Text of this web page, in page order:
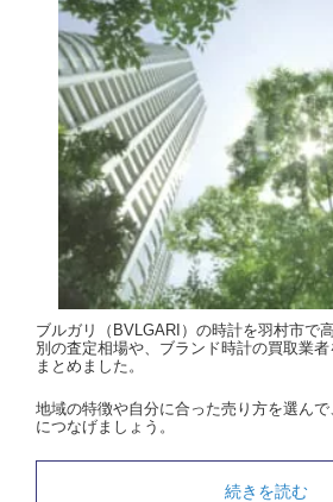
ブルガリ（BVLGARI）の時計を羽村市で
別の査定相場や、ブランド時計の買取業
まとめました。
地域の特徴や自分に合った売り方を選ん
につなげましょう。
続きを読む